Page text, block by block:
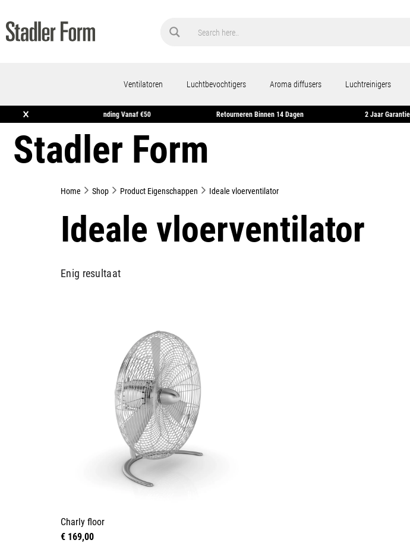
Ventilatoren Luchtbevochtigers Aroma diffusers Luchtreinigers
×
In Huis* Gratis Verzending Vanaf €50 Retourneren Binnen 14 Dagen 2
Stadler Form
Home Shop Product Eigenschappen Ideale vloerventilator
Ideale vloerventilator
Enig resultaat
Charly floor
€ 169,00